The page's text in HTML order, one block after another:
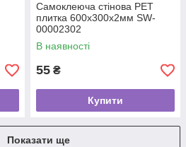
Самоклеюча стінова PET
плитка 600х300х2мм SW-
00002302
В наявності
55 ₴
Купити
Показати ще